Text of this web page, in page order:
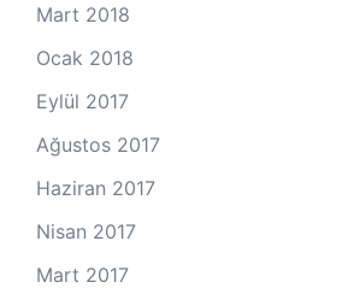
Mart 2018
Ocak 2018
Eylül 2017
Ağustos 2017
Haziran 2017
Nisan 2017
Mart 2017